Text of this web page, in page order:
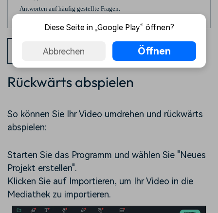
Antworten auf häufig gestellte Fragen.
WINDOWS
FÜR MAC
Rückwärts abspielen
So können Sie Ihr Video umdrehen und rückwärts
abspielen:
Starten Sie das Programm und wählen Sie "Neues
Projekt erstellen".
Klicken Sie auf Importieren, um Ihr Video in die
Mediathek zu importieren.
Diese Seite in „Google Play“ öffnen?
Abbrechen Öffnen